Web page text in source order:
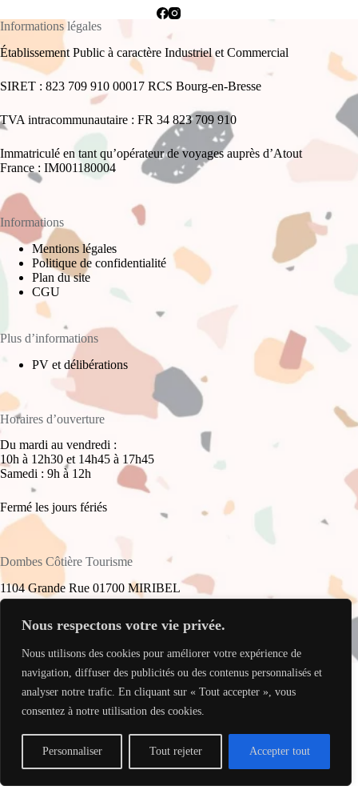
Nous respectons votre vie privée.
Nous utilisons des cookies pour améliorer votre expérience de
navigation, diffuser des publicités ou des contenus personnalisés et
analyser notre trafic. En cliquant sur « Tout accepter », vous
consentez à notre utilisation des cookies.
Personnaliser Tout rejeter Accepter tout
Informations légales
Établissement Public à caractère Industriel et Commercial
SIRET : 823 709 910 00017 RCS Bourg-en-Bresse
TVA intracommunautaire : FR 34 823 709 910
Immatriculé en tant qu’opérateur de voyages auprès d’Atout
France : IM001180004
Informations
Mentions légales
Politique de confidentialité
Plan du site
CGU
Plus d’informations
PV et délibérations
Horaires d’ouverture
Du mardi au vendredi :
10h à 12h30 et 14h45 à 17h45
Samedi : 9h à 12h
Fermé les jours fériés
Dombes Côtière Tourisme
1104 Grande Rue 01700 MIRIBEL
+33(0)4 78 55 61 16
accueil@dombes-cotiere-tourisme.fr
Copyright © 2026 - Site réalisé parMy Freelance Rocks.